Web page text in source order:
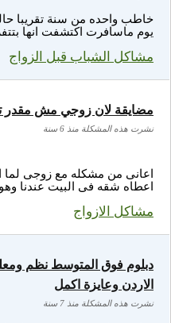
خاطب واحده من سنة تقريبا
يوم ماسافرت اكتشفت انها
مشاكل الشباب قبل الزواج
اعانى من مشكله مع زوجى
اعطاه شقه فى البيت عندنا
مشاكل الازواج
مضايقة لان زوجي مش مقدر
نشرت هذه المشكلة منذ 6 سنة
دبلوم فوق المتوسط نظم
الاردن وعايزة اكمل
نشرت هذه المشكلة منذ 7 سنة